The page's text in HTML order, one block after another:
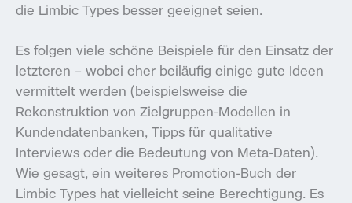
die Limbic Types besser geeignet seien.
Es folgen viele schöne Beispiele für den Einsatz der
letzteren – wobei eher beiläufig einige gute Ideen
vermittelt werden (beispielsweise die
Rekonstruktion von Zielgruppen-Modellen in
Kundendatenbanken, Tipps für qualitative
Interviews oder die Bedeutung von Meta-Daten).
Wie gesagt, ein weiteres Promotion-Buch der
Limbic Types hat vielleicht seine Berechtigung. Es